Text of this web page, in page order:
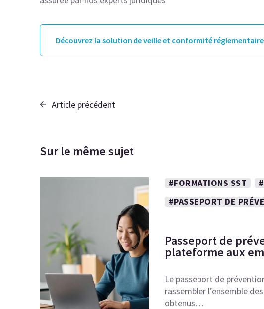
Découvrez la solution de veille et conformité
Article précédent
Sur le même sujet
#FORMATIONS SST
#PASSEPORT DE
Passeport de
plateforme aux
Le passeport de
rassembler l’ensemble
obtenus…